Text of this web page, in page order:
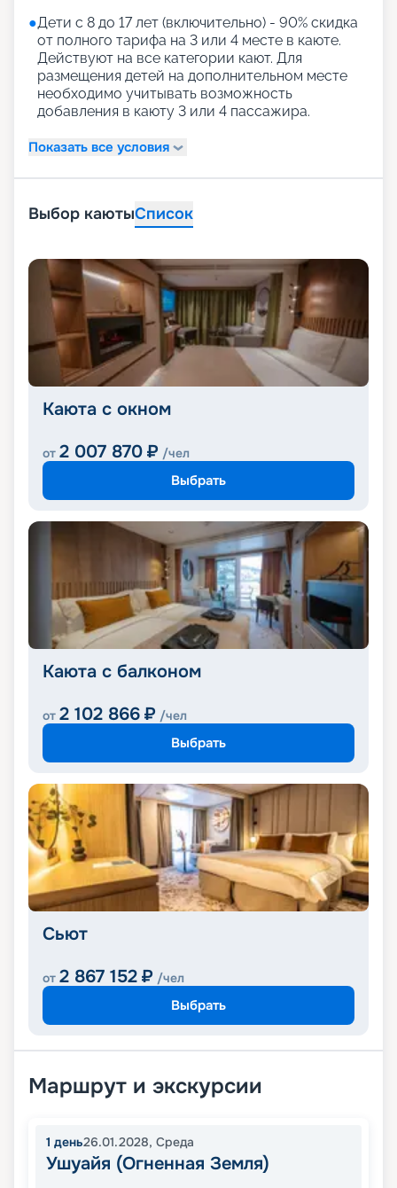
●Дети с 8 до 17 лет (включительно) - 90% скидка
от полного тарифа на 3 или 4 месте в каюте.
Действуют на все категории кают. Для
размещения детей на дополнительном месте
необходимо учитывать возможность
добавления в каюту 3 или 4 пассажира.
Показать все условия
Выбор каютыСписок
Каюта с окном
от 2 007 870 ₽ /чел
Выбрать
Каюта с балконом
от 2 102 866 ₽ /чел
Выбрать
Сьют
от 2 867 152 ₽ /чел
Выбрать
Маршрут и экскурсии
1 день26.01.2028, Среда
Ушуайя (Огненная Земля)